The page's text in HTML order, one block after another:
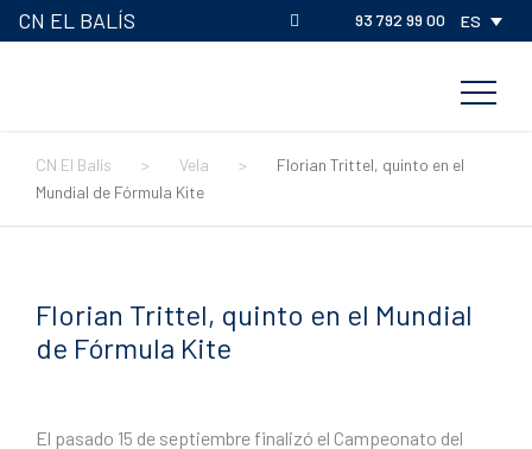
CN EL BALÍS 93 792 99 00 ES
CN El Balís > Vela >
Florian Trittel, quinto en el
Mundial de Fórmula Kite
Florian Trittel, quinto en el Mundial
de Fórmula Kite
El pasado 15 de septiembre finalizó el Campeonato del